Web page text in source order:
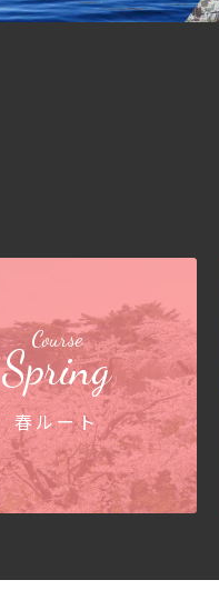
Course
Spring
春ルート